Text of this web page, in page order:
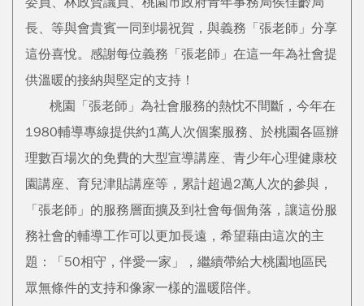
長、等與會貴賓一同到場祝賀，與義務「張老師」分享
這份喜悅。感謝每位義務「張老師」在這一年為社會提
供溫暖的接納與堅定的支持！
桃園「張老師」為社會服務的熱忱不間斷，今年在
1980輔導專線提供約1萬人次個案服務、於桃園各區辦
理數百場次的免費的大型宣導講座、青少年心理健康校
園講座、育兒津貼講座等，累計超過2萬人次的參與，
「張老師」的服務層面擴及到社會每個角落，讓這份服
務社會的輔導工作可以更加長遠，希望藉由這次的主
題：「50相守，伴愛一家」，繼續帶給大桃園地區民
眾無條件的支持和像家一樣的溫暖陪伴。